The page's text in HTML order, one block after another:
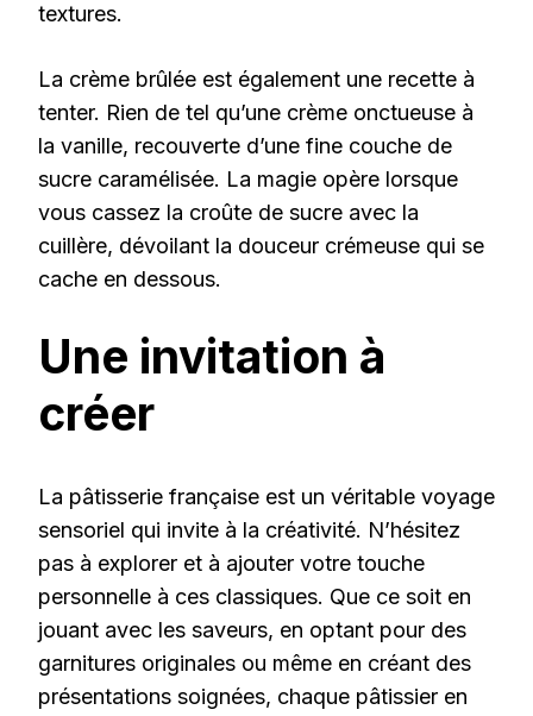
textures.
La crème brûlée est également une recette à
tenter. Rien de tel qu’une crème onctueuse à
la vanille, recouverte d’une fine couche de
sucre caramélisée. La magie opère lorsque
vous cassez la croûte de sucre avec la
cuillère, dévoilant la douceur crémeuse qui se
cache en dessous.
Une invitation à
créer
La pâtisserie française est un véritable voyage
sensoriel qui invite à la créativité. N’hésitez
pas à explorer et à ajouter votre touche
personnelle à ces classiques. Que ce soit en
jouant avec les saveurs, en optant pour des
garnitures originales ou même en créant des
présentations soignées, chaque pâtissier en